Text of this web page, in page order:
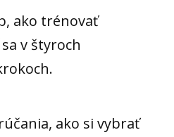
ako trénovať
v štyroch
ako si vybrať